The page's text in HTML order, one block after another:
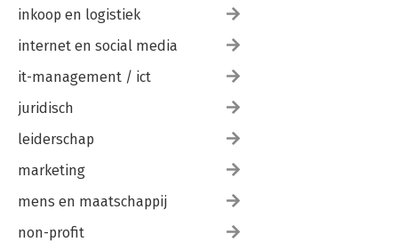
inkoop en logistiek
internet en social media
it-management / ict
juridisch
leiderschap
marketing
mens en maatschappij
non-profit